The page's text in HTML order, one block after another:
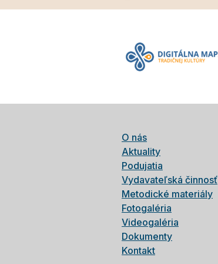
O nás
Aktuality
Podujatia
Vydavateľská činnosť
Metodické materiály
Fotogaléria
Videogaléria
Dokumenty
Kontakt